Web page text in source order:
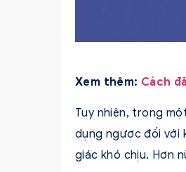
Xem thêm: Cách
Tuy nhiên, trong
dụng ngược đối với
giác khó chịu. Hơn